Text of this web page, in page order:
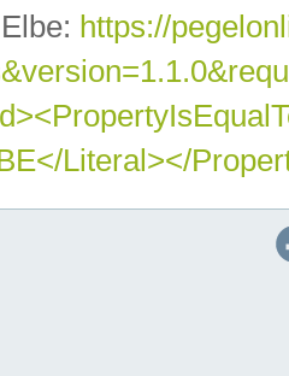
https://
Literal></